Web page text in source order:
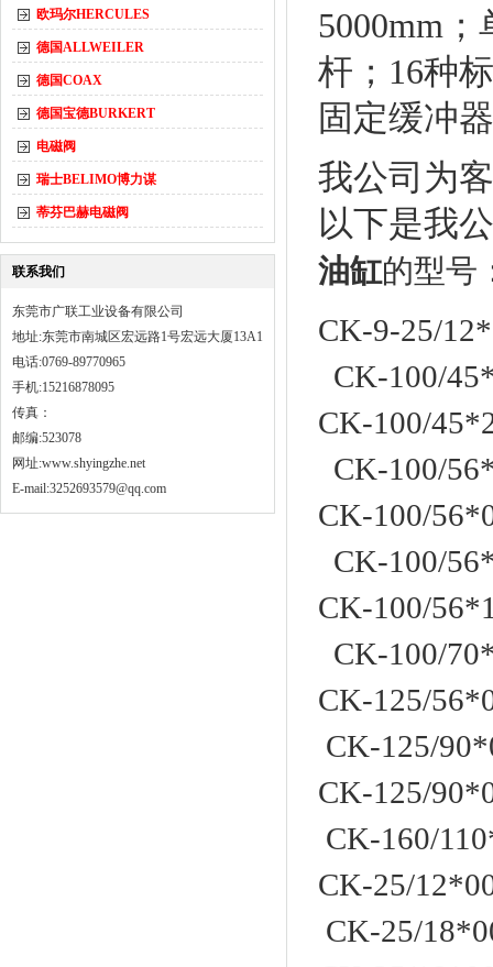
欧玛尔HERCULES
德国ALLWEILER
德国COAX
德国宝德BURKERT
电磁阀
瑞士BELIMO博力谋
蒂芬巴赫电磁阀
联系我们
东莞市广联工业设备有限公司
地址:东莞市南城区宏远路1号宏远大厦13A1
电话:0769-89770965
手机:15216878095
传真：
邮编:523078
网址:www.shyingzhe.net
E-mail:3252693579@qq.com
5000mm；
杆； 16种
固定缓冲
我公司为
以下是我
油缸的型号
CK-9-25/
CK-100/
CK-100/
CK-100/
CK-100/
CK-100/
CK-100/
CK-100/
CK-125/
CK-125/
CK-125/
CK-160/
CK-25/
CK-25/